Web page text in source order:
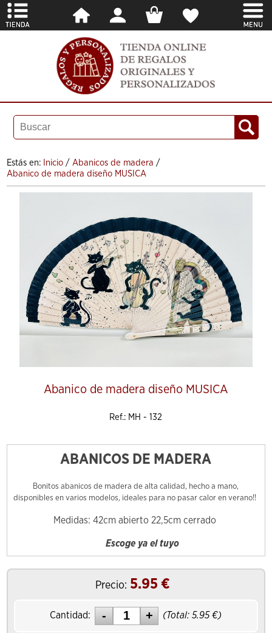
Estás en: Inicio / Abanicos de madera /
Abanico de madera diseño MUSICA
Abanico de madera diseño MUSICA
Ref.: MH - 132
ABANICOS DE MADERA
Bonitos abanicos de madera de alta calidad, hecho a mano,
disponibles en varios modelos, ideales para no pasar calor en verano!!
Medidas: 42cm abierto 22,5cm cerrado
Escoge ya el tuyo
Precio: 5.95 €
Cantidad: (Total:5.95 €)